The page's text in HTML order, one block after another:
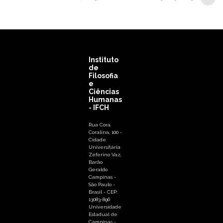
Instituto
de
Filosofia
e
Ciências
Humanas
- IFCH
Rua Cora
Coralina, 100 -
Cidade
Universitária
Zeferino Vaz,
Barão
Geraldo
Campinas -
São Paulo -
Brasil - CEP:
13083-896
Universidade
Estadual de
Campinas -